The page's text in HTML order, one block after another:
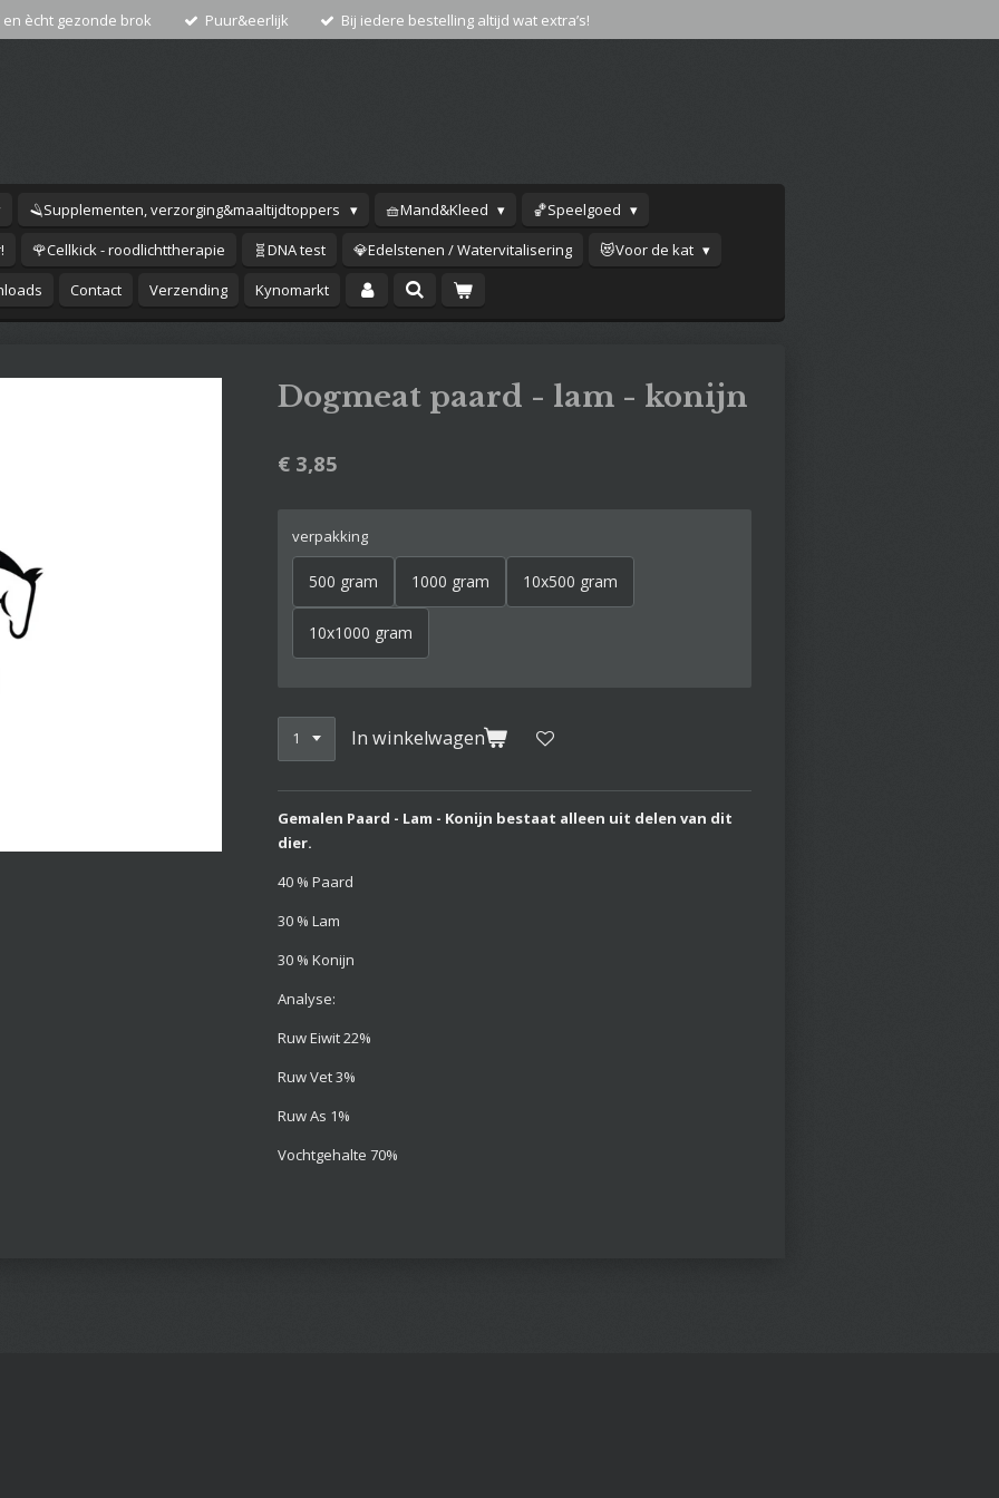
en ècht gezonde brok Puur&eerlijk Bij iedere bestelling altijd wat extra’s!
🪒Supplementen, verzorging&maaltijdtoppers 🧺Mand&Kleed
🏀Speelgoed
🌹Cellkick - roodlichttherapie 🧬DNA test 💎Edelstenen / Watervitalisering
😻Voor de kat
Contact Verzending Kynomarkt
Dogmeat paard - lam - konijn
€ 3,85
verpakking
500 gram 1000 gram 10x500 gram
10x1000 gram
In winkelwagen
Gemalen Paard - Lam - Konijn bestaat alleen uit delen van dit
dier.
40 % Paard
30 % Lam
30 % Konijn
Analyse:
Ruw Eiwit 22%
Ruw Vet 3%
Ruw As 1%
Vochtgehalte 70%